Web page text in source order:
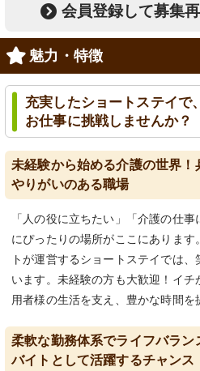
会員登録して募集
魅力・特徴
充実したショートステイで
お仕事に挑戦しませんか？
未経験から始める介護の世界！
やりがいのある職場
「人の役に立ちたい」「介護の仕
にぴったりの場所がここにありま
トが運営するショートステイでは
います。未経験の方も大歓迎！イチ
用者様の生活を支え、豊かな時間を
柔軟な勤務体系でライフバラ
バイトとして活躍するチャンス